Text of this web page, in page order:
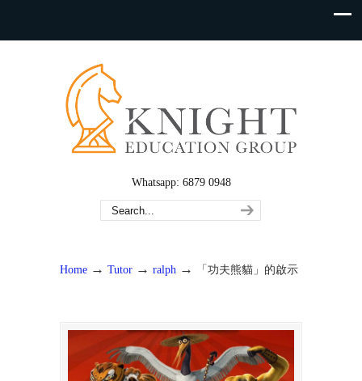
Whatsapp: 6879 0948
Home → Tutor → ralph → 「功夫熊貓」的啟示